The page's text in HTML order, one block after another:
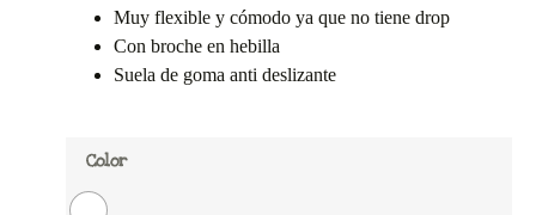
Muy flexible y cómodo ya que no tiene drop
Con broche en hebilla
Suela de goma anti deslizante
Color